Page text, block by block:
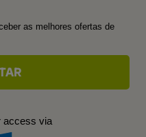
as melhores ofertas de
access via